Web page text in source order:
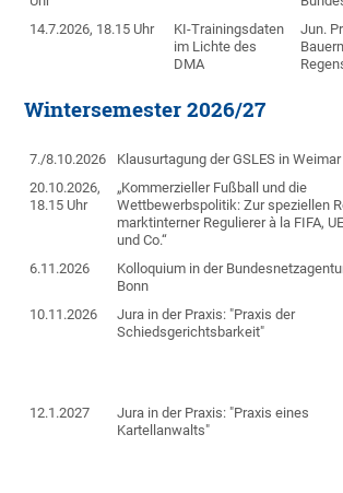
14.7.2026, 18.15 Uhr
KI-Trainingsdaten
im Lichte des
DMA
Jun.
Wintersemester 2026/27
7./8.10.2026
Klausurtagung der GSLES in Weimar
20.10.2026,
18.15 Uhr
„Kommerzieller Fußball und die
Wettbewerbspolitik: Zur speziellen
marktinterner Regulierer à la FIFA,
und Co.“
6.11.2026
Kolloquium in der
Bonn
10.11.2026
Jura in der Praxis: "Praxis der
Schiedsgerichtsbarkeit"
12.1.2027
Jura in der Praxis: "Praxis eines
Kartellanwalts"